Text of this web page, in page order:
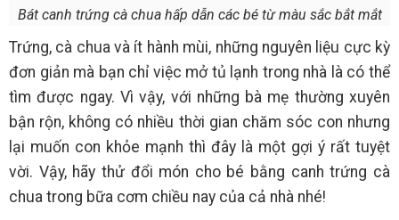
Bát canh trứng cà chua hấp dẫn các bé từ màu sắc bắt mắt
Trứng, cà chua và ít hành mùi, những nguyên liệu cực kỳ
đơn giản mà bạn chỉ việc mở tủ lạnh trong nhà là có thể
tìm được ngay. Vì vậy, với những bà mẹ thường xuyên
bận rộn, không có nhiều thời gian chăm sóc con nhưng
lại muốn con khỏe mạnh thì đây là một gợi ý rất tuyệt
vời. Vậy, hãy thử đổi món cho bé bằng canh trứng cà
chua trong bữa cơm chiều nay của cả nhà nhé!